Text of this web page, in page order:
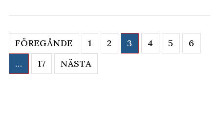
Sidnumrering
för
inlägg
FÖREGÅNDE 1 2 3 4 5
6
…
17 NÄSTA